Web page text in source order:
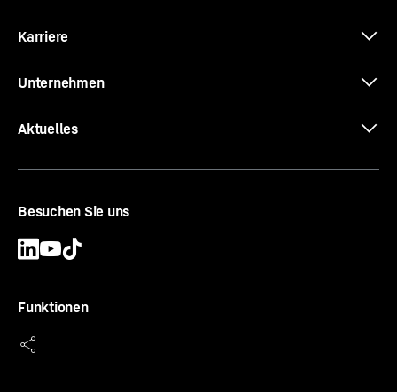
Karriere
Unternehmen
Aktuelles
Besuchen Sie uns
Funktionen